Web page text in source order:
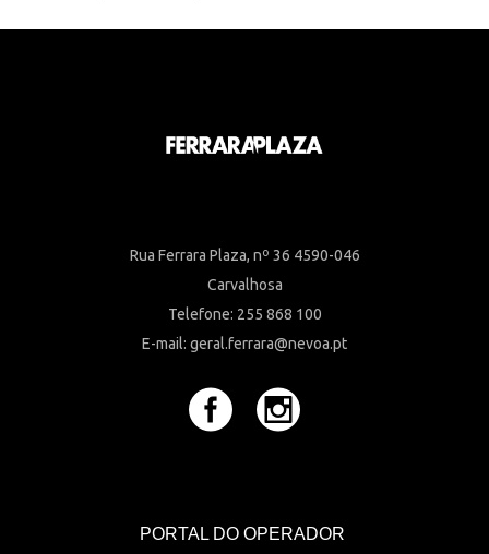
Rua Ferrara Plaza, nº 36 4590-046
Carvalhosa
Telefone: 255 868 100
E-mail: geral.ferrara@nevoa.pt
PORTAL DO OPERADOR